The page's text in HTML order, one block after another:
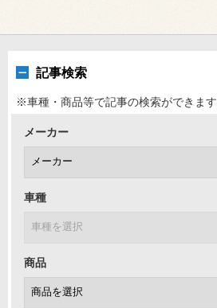
記事検索
※車種・商品等で記事の検索ができます
メーカー
車種
商品